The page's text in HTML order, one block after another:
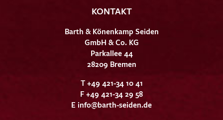
KONTAKT
Barth & Könenkamp Seiden
GmbH & Co. KG
Parkallee 44
28209 Bremen
T +49 421-34 10 41
F +49 421-34 29 58
E info@barth-seiden.de